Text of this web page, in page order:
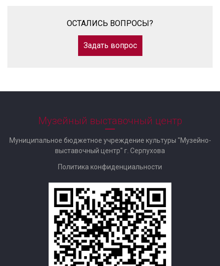
ОСТАЛИСЬ ВОПРОСЫ?
Задать вопрос
Музейный выставочный центр
Муниципальное бюджетное учреждение культуры "Музейно-
выставочный центр" г. Серпухова
Политика конфиденциальности